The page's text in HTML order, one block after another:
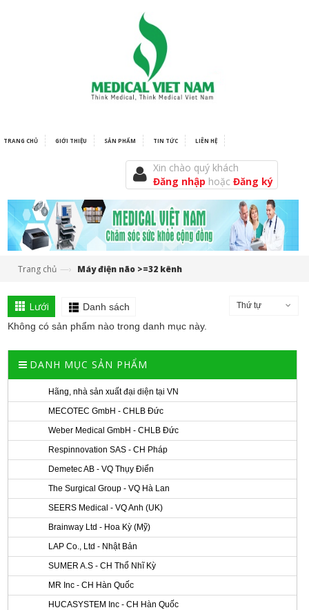
TRANG CHỦ GIỚI THIỆU SẢN PHẨM TIN TỨC LIÊN HỆ
Xin chào quý khách
Đăng nhập hoặcĐăng ký
Trang chủ —› Máy điện não >=32 kênh
Lưới Danh sách Thứ tự
Không có sản phẩm nào trong danh mục này.
DANH MỤC SẢN PHẨM
Hãng, nhà sản xuất đại diện tại VN
MECOTEC GmbH - CHLB Đức
Weber Medical GmbH - CHLB Đức
Respinnovation SAS - CH Pháp
Demetec AB - VQ Thụy Điển
The Surgical Group - VQ Hà Lan
SEERS Medical - VQ Anh (UK)
Brainway Ltd - Hoa Kỳ (Mỹ)
LAP Co., Ltd - Nhật Bản
SUMER A.S - CH Thổ Nhĩ Kỳ
MR Inc - CH Hàn Quốc
HUCASYSTEM Inc - CH Hàn Quốc